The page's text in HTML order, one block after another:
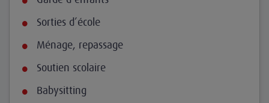
Sorties d’école
Ménage, repassage
Soutien scolaire
Babysitting